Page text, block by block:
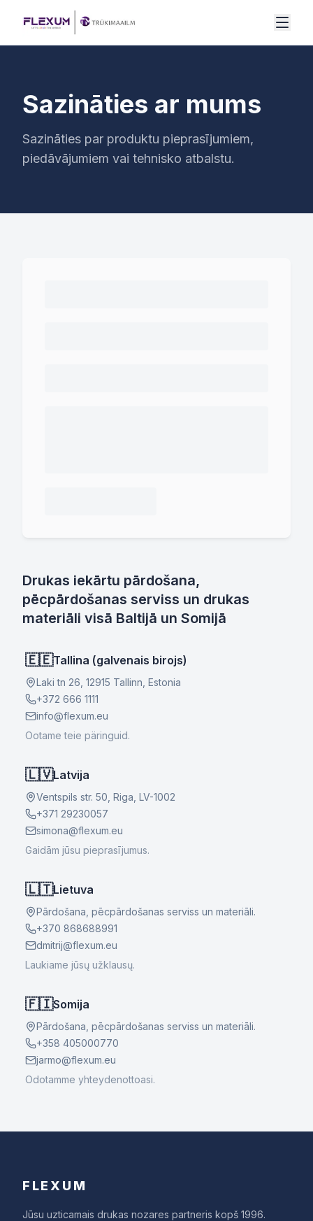
Pāriet uz saturu
Sazināties ar mums
Sazināties par produktu pieprasījumiem,
piedāvājumiem vai tehnisko atbalstu.
Drukas iekārtu pārdošana,
pēcpārdošanas serviss un drukas
materiāli visā Baltijā un Somijā
🇪🇪Tallina (galvenais birojs)
Laki tn 26, 12915 Tallinn, Estonia
+372 666 1111
info@flexum.eu
Ootame teie päringuid.
🇱🇻Latvija
Ventspils str. 50, Riga, LV-1002
+371 29230057
simona@flexum.eu
Gaidām jūsu pieprasījumus.
🇱🇹Lietuva
Pārdošana, pēcpārdošanas serviss un materiāli.
+370 868688991
dmitrij@flexum.eu
Laukiame jūsų užklausų.
🇫🇮Somija
Pārdošana, pēcpārdošanas serviss un materiāli.
+358 405000770
jarmo@flexum.eu
Odotamme yhteydenottoasi.
FLEXUM
Jūsu uzticamais drukas nozares partneris kopš 1996.